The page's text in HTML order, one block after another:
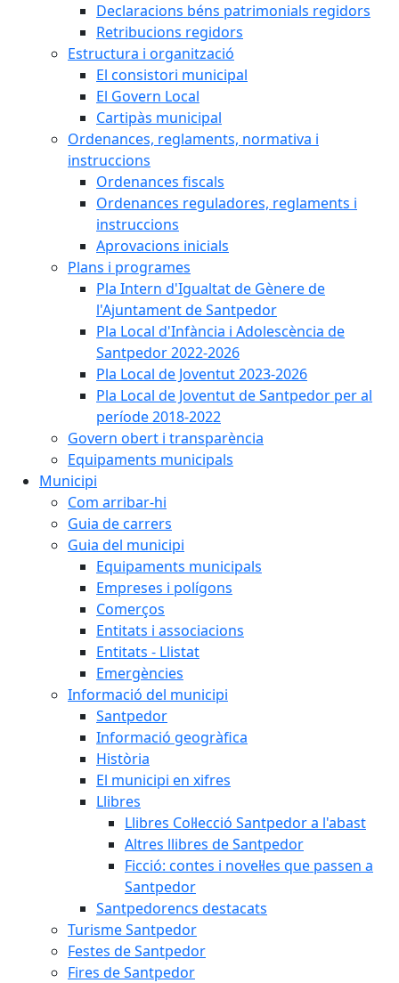
Declaracions béns patrimonials regidors
Retribucions regidors
Estructura i organització
El consistori municipal
El Govern Local
Cartipàs municipal
Ordenances, reglaments, normativa i
instruccions
Ordenances fiscals
Ordenances reguladores, reglaments i
instruccions
Aprovacions inicials
Plans i programes
Pla Intern d'Igualtat de Gènere de
l'Ajuntament de Santpedor
Pla Local d'Infància i Adolescència de
Santpedor 2022-2026
Pla Local de Joventut 2023-2026
Pla Local de Joventut de Santpedor per al
període 2018-2022
Govern obert i transparència
Equipaments municipals
Municipi
Com arribar-hi
Guia de carrers
Guia del municipi
Equipaments municipals
Empreses i polígons
Comerços
Entitats i associacions
Entitats - Llistat
Emergències
Informació del municipi
Santpedor
Informació geogràfica
Història
El municipi en xifres
Llibres
Llibres Col·lecció Santpedor a l'abast
Altres llibres de Santpedor
Ficció: contes i novel·les que passen a
Santpedor
Santpedorencs destacats
Turisme Santpedor
Festes de Santpedor
Fires de Santpedor